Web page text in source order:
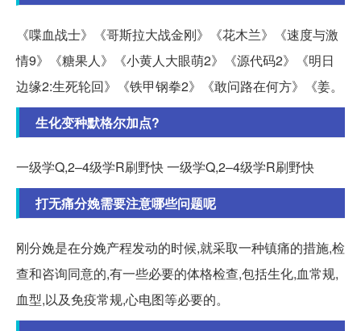
《喋血战士》《哥斯拉大战金刚》《花木兰》《速度与激
情9》《糖果人》《小黄人大眼萌2》《源代码2》《明日
边缘2:生死轮回》《铁甲钢拳2》《敢问路在何方》《姜。
生化变种默格尔加点?
一级学Q,2–4级学R刷野快 一级学Q,2–4级学R刷野快
打无痛分娩需要注意哪些问题呢
刚分娩是在分娩产程发动的时候,就采取一种镇痛的措施,检
查和咨询同意的,有一些必要的体格检查,包括生化,血常规,
血型,以及免疫常规,心电图等必要的。